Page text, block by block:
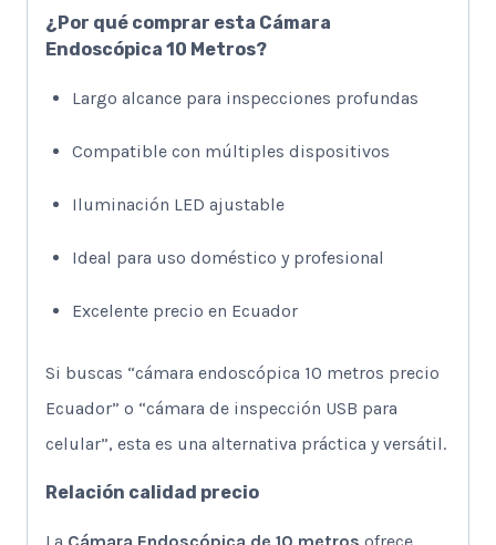
¿Por qué comprar esta Cámara
Endoscópica 10 Metros?
Largo alcance para inspecciones profundas
Compatible con múltiples dispositivos
Iluminación LED ajustable
Ideal para uso doméstico y profesional
Excelente precio en Ecuador
Si buscas “cámara endoscópica 10 metros precio
Ecuador” o “cámara de inspección USB para
celular”, esta es una alternativa práctica y versátil.
Relación calidad precio